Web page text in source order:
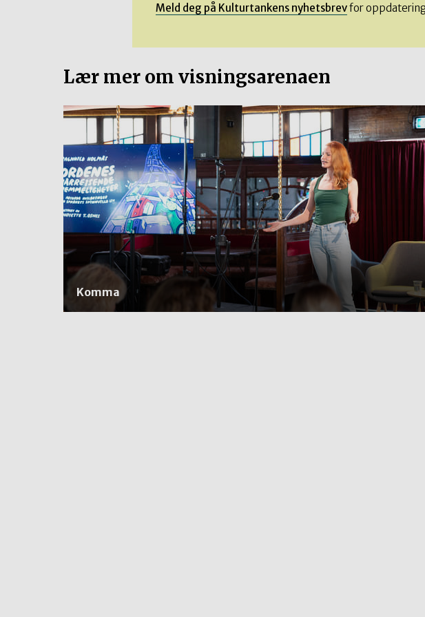
Meld deg på Kulturtankens nyhetsbrevfor
Lær mer om visningsarenaen
Komma